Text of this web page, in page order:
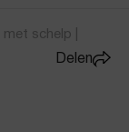
schelp |
Delen